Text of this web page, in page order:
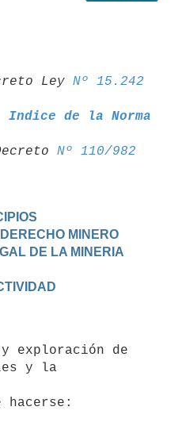
Ley Nº 15.242
Indice de la Norma
Nº 110/982
MINERO
DE LA MINERIA
y la
hacerse: